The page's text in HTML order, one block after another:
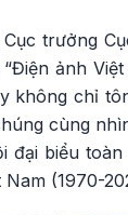
trưởng
ảnh
không chỉ
cùng
đại biểu
(1970-